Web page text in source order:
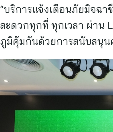
“บริการแจ้งเตือนภัยมิจฉา
สะดวกทุกที่ ทุกเวลา ผ่าน
ภูมิคุ้มกันด้วยการสนับสนุน